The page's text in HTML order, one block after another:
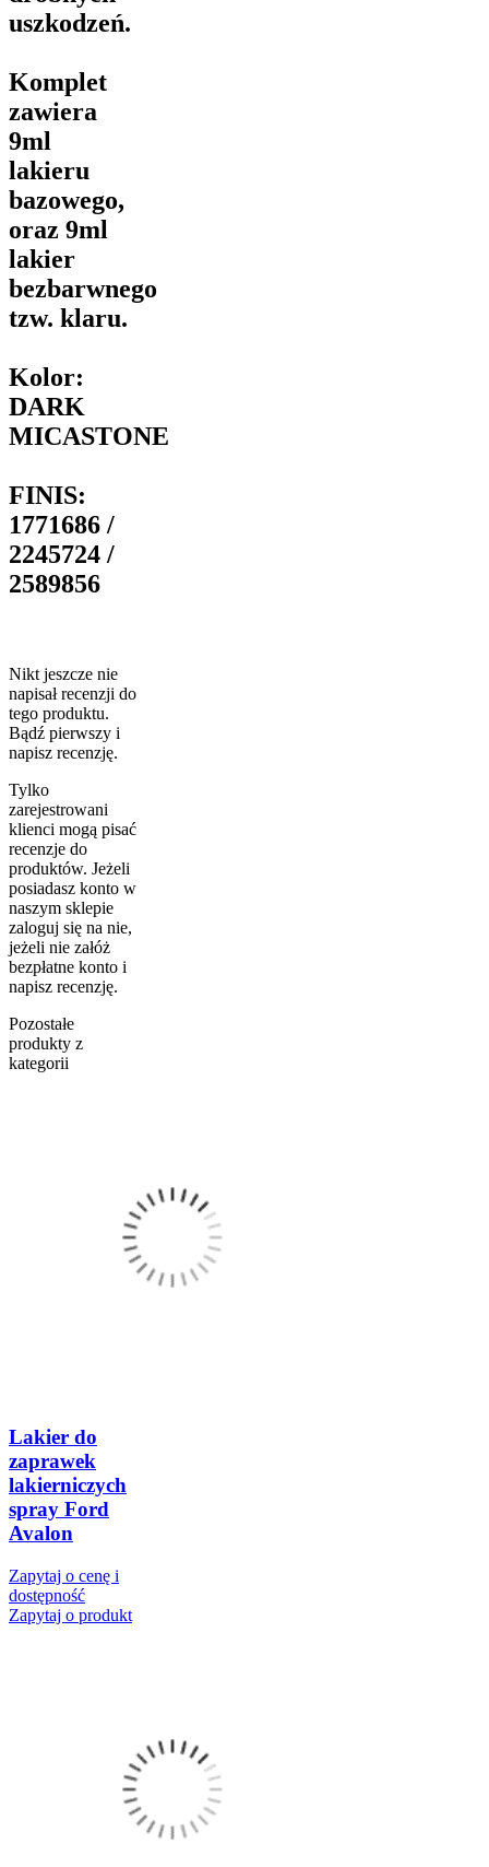
uszkodzeń.
Komplet
zawiera
9ml
lakieru
bazowego,
oraz 9ml
lakier
bezbarwnego
tzw. klaru.
Kolor:
DARK
MICASTONE
FINIS:
1771686 /
2245724 /
2589856
Nikt jeszcze nie
napisał recenzji do
tego produktu.
Bądź pierwszy i
napisz recenzję.
Tylko
zarejestrowani
klienci mogą pisać
recenzje do
produktów. Jeżeli
posiadasz konto w
naszym sklepie
zaloguj się na nie,
jeżeli nie załóż
bezpłatne konto i
napisz recenzję.
Pozostałe
produkty z
kategorii
Lakier do
zaprawek
lakierniczych
spray Ford
Avalon
Zapytaj o cenę i
dostępność
Zapytaj o produkt